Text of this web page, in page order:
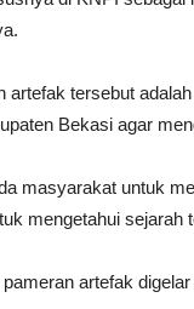
artefak tersebut
Bekasi agar
masyarakat untuk
mengetahui sejarah
artefak